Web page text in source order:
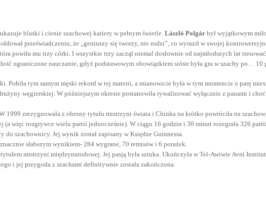
blaski i cienie szachowej kariery w pełnym świetle. László Polgár był wyjątkowym
przeświadczeniu, że „geniuszy się tworzy, nie rodzi”, co wyraził w swojej
powiła mu trzy córki. I wszystkie trzy zaczął niemal dosłownie od najmłodszych lat
ograniczone nauczanie, gdyż podstawowym obowiązkiem sióstr była gra w szachy po… 10
tym samym męski rekord w tej materii, a mianowicie była w tym momencie o parę
węgierskiej. W późniejszym okresie postanowiła rywalizować wyłącznie z panami i
1999 zrezygnowała z obrony tytułu mistrzyni świata i Chinka na krótko powróciła na
więc rozgrywce wielu partii jednocześnie). W ciągu 16 godzin i 30 minut rozegrała 326
szachownicy. Jej wynik został zapisany w Księdze Guinnessa.
słabszym wynikiem- 284 wygrane, 70 remisów i 6 porażek.
mistrzyni międzynarodowej. Jej pasją była sztuka. Ukończyła w Tel-Awiwie Avni
i jej przygoda z szachami definitywnie została zakończona.